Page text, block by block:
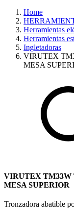
Home
Herramientas
Herramientas
Ingletadoras
VIRUTEX
MESA
VIRUTEX TM33W
MESA SUPERIOR
Tronzadora abatible